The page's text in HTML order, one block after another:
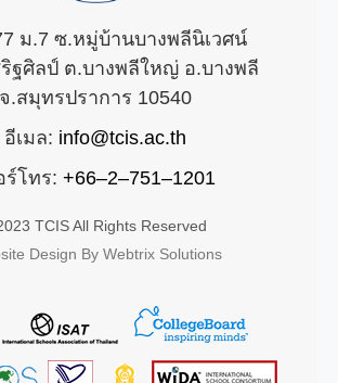
ม.7 ซ.หมู่บ้านบางพลีนิเวศน์
ริฐศิลป์ ต.บางพลีใหญ่ อ.บางพลี
จ.สมุทรปราการ 10540
อีเมล: info@tcis.ac.th
ร์โทร: +66–2–751–1201
TCIS All Rights Reserved
Design By Webtrix Solutions